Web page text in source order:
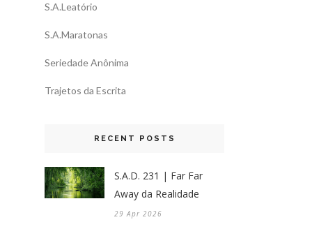
S.A.Leatório
S.A.Maratonas
Seriedade Anônima
Trajetos da Escrita
RECENT POSTS
S.A.D. 231 | Far Far
Away da Realidade
29 Apr 2026